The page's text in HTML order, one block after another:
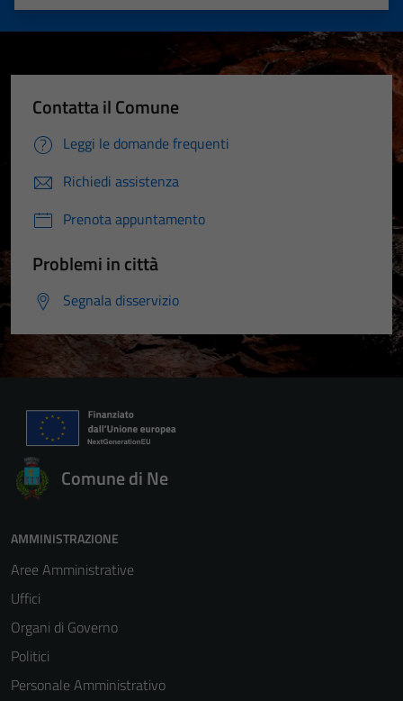
Valuta 5 stelle su 5
Valuta 4 stelle su 5
Valuta 3 stelle su 5
Valuta 2 stelle su 5
Valuta 1 stelle su 5
Contatta il Comune
Leggi le domande frequenti
Richiedi assistenza
Prenota appuntamento
Problemi in città
Segnala disservizio
Comune di Ne
AMMINISTRAZIONE
Aree Amministrative
Uffici
Organi di Governo
Politici
Personale Amministrativo